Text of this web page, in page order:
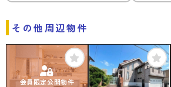
その他周辺物件
会員限定公開物件